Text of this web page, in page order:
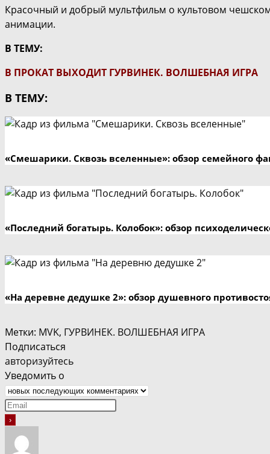
Красочный и добрый мультфильм о культовом
анимации.
В ТЕМУ:
В ПРОКАТ ВЫХОДИТ ГУРВИНЕК. ВОЛШЕБНАЯ ИГРА
В ТЕМУ:
«Смешарики. Сквозь вселенные»: обзор семейного
«Последний богатырь. Колобок»: обзор
«На деревне дедушке 2»: обзор душевного
Метки: MVK, ГУРВИНЕК. ВОЛШЕБНАЯ ИГРА
Подписаться
авторизуйтесь
Уведомить о